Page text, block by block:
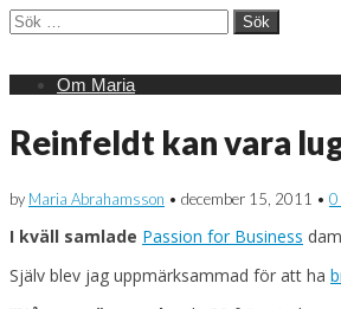
Sök
efter:
Main
Skip
Om Maria
Reinfeldt kan vara
by Maria Abrahamsson • december 15, 2011 • 0
I kväll samlade Passion for Business
Själv blev jag uppmärksammad för att ha